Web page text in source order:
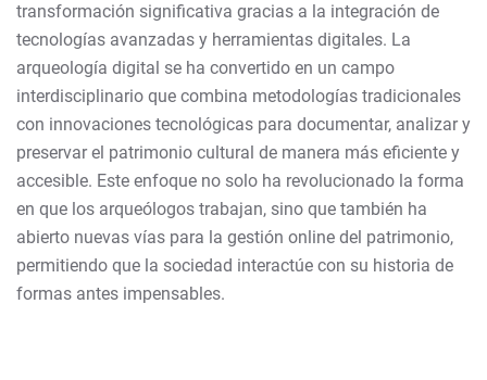
transformación significativa gracias a la integración de
tecnologías avanzadas y herramientas digitales. La
arqueología digital se ha convertido en un campo
interdisciplinario que combina metodologías tradicionales
con innovaciones tecnológicas para documentar, analizar y
preservar el patrimonio cultural de manera más eficiente y
accesible. Este enfoque no solo ha revolucionado la forma
en que los arqueólogos trabajan, sino que también ha
abierto nuevas vías para la gestión online del patrimonio,
permitiendo que la sociedad interactúe con su historia de
formas antes impensables.